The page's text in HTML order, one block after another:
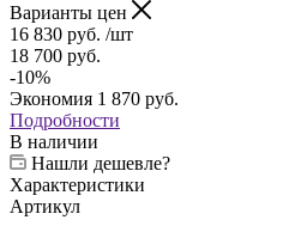
Варианты цен
16 830 руб. /шт
18 700 руб.
-10%
Экономия 1 870 руб.
Подробности
В наличии
Нашли дешевле?
Характеристики
Артикул